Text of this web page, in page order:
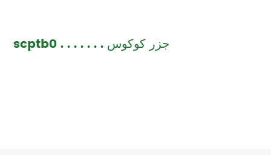
scptb0 . . . . . . . جزر كوكوس